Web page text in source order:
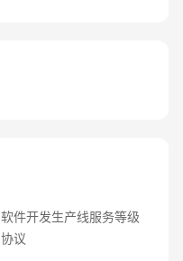
软件开发生产线服务等级
协议